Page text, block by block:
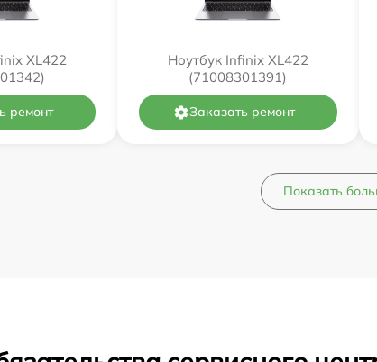
XL422
ремонт
Ноутбук Infinix XL422
(71008301391)
Заказать ремонт
Показать